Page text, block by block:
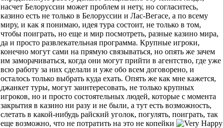
насчет Белоруссии может проблем и нету, но согласитесь,
казино есть не только в Белоруссии и Лас-Вегасе, а по всему
миру, и как я понимаю, идея тура состоит, не только в том,
чтобы поиграть, но еще и мир посмотреть, разные казино мира,
да и просто развлекательная программа. Крупные игроки,
конечно могут сами на прямую связываться, но опять же зачем
им заморачиваться, когда они могут прийти в агентство, где уже
всю работу за них сделали и уже обо всем договорено, и
осталось только выбрать куда ехать. Опять же как мне кажется,
джанкет туры, могут заинтересовать, не только крупных
игроков, но и просто состоятельных людей, которые с момента
закрытия в казино ни разу и не были, а тут есть возможность,
слетать в какой-нибудь райский уголок, погулять, поиграть, так
еще возможно, что не потратить на это не копейки